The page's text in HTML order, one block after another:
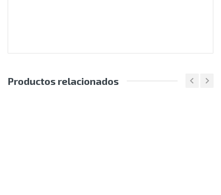
Productos relacionados